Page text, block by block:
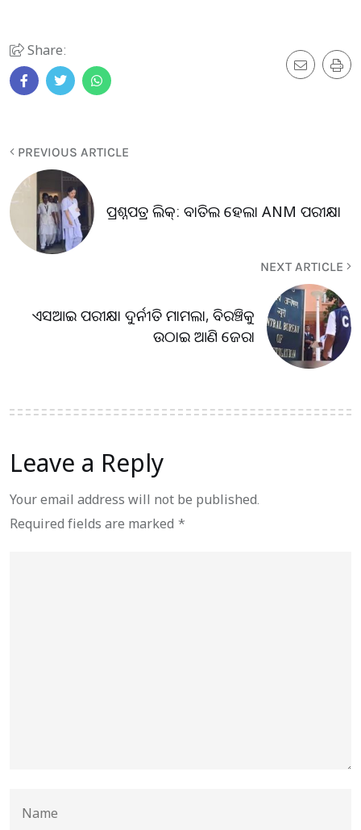
Share:
PREVIOUS ARTICLE
ପ୍ରଶ୍ନପତ୍ର ଲିକ୍: ବାତିଲ ହେଲା ANM ପରୀକ୍ଷା
NEXT ARTICLE
ଏସଆଇ ପରୀକ୍ଷା ଦୁର୍ନୀତି ମାମଲା, ବିରଞ୍ଚିକୁ
ଉଠାଇ ଆଣି ଜେରା
Leave a Reply
Your email address will not be published.
Required fields are marked *